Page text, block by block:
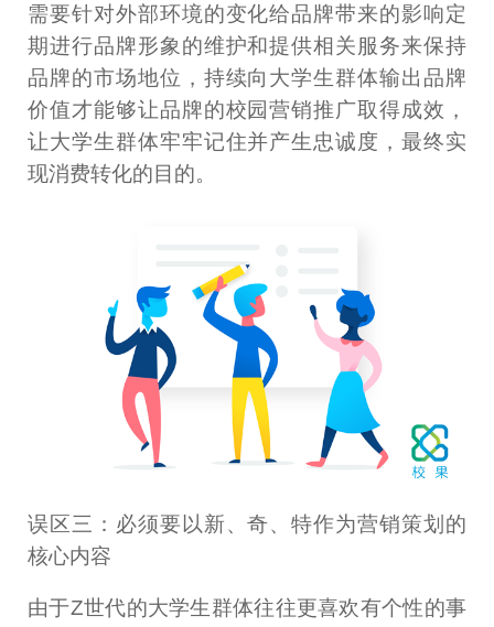
需要针对外部环境的变化给品牌带来的影响定
期进行品牌形象的维护和提供相关服务来保持
品牌的市场地位，持续向大学生群体输出品牌
价值才能够让品牌的校园营销推广取得成效，
让大学生群体牢牢记住并产生忠诚度，最终实
现消费转化的目的。
误区三：必须要以新、奇、特作为营销策划的
核心内容
由于Z世代的大学生群体往往更喜欢有个性的事